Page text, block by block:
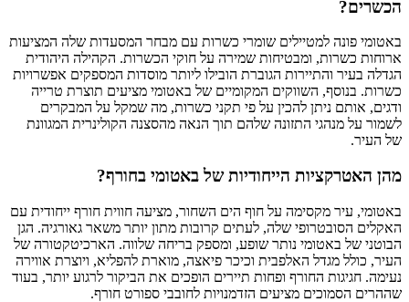
הכשרים?
באטומי פונה למטיילים שומרי כשרות עם מבחר המסעדות שלה המציעות
ארוחות כשרות, ומבטיחות שמירה על חוקי הכשרות. הקהילה היהודית
הגדלה בעיר והתיירות הגוברת הובילו ליותר מוסדות המספקים אפשרויות
כשרות. בנוסף, השווקים המקומיים של באטומי מציעים תוצרת טרייה
ודגים, אותם ניתן להכין על פי תקני כשרות, מה שמקל על המבקרים
לשמור על מנהגי התזונה שלהם תוך הנאה מהסצנה הקולינרית המגוונת
של העיר.
מהן האטרקציות הייחודיות של באטומי בחורף?
באטומי, עיר מקסימה על חוף הים השחור, מציעה חווית חורף ייחודית עם
האקלים הסובטרופי שלה, לעתים קרובות מתון יותר משאר גאורגיה. הגן
הבוטני של באטומי נותר שופע, ומספק בריחה שלווה. הארכיטקטורה של
העיר, כולל מגדל האלפבית וכיכר פיאצה, מוארת להפליא, ויוצרת אווירה
נעימה. חגיגות החורף ופחות תיירים הופכים את הביקור לרגוע יותר, בעוד
שההרים הסמוכים מציעים הזדמנויות לחובבי ספורט חורף.